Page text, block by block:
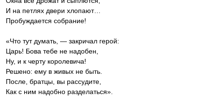
И на петлях двери хлопают…
Пробуждается собрание!
«Что тут думать, — закричал герой:
Царь! Бова тебе не надобен,
Ну, и к черту королевича!
Решено: ему в живых не быть.
После, братцы, вы рассудите,
Как с ним надобно разделаться».